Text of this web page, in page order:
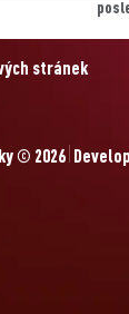
stránek
© 2026